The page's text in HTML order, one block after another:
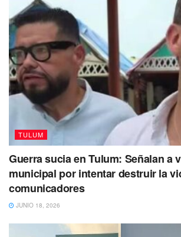
TULUM
Guerra sucia en Tulum: Señalan a
municipal por intentar destruir la
comunicadores
JUNIO 18, 2026